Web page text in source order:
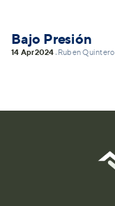
Bajo Presión
14 Apr2024• Ruben Quintero